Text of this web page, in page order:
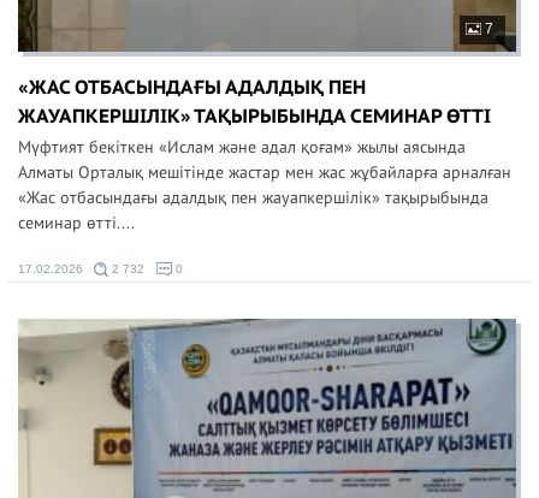
7
«ЖАС ОТБАСЫНДАҒЫ АДАЛДЫҚ ПЕН
ЖАУАПКЕРШІЛІК» ТАҚЫРЫБЫНДА СЕМИНАР ӨТТІ
Мүфтият бекіткен «Ислам және адал қоғам» жылы аясында
Алматы Орталық мешітінде жастар мен жас жұбайларға арналған
«Жас отбасындағы адалдық пен жауапкершілік» тақырыбында
семинар өтті....
17.02.2026 2 732 0